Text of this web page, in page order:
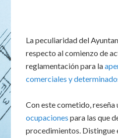
La peculiaridad del
respecto al comienzo de
reglamentación para la
comerciales y
Con este cometido, reseña
ocupaciones para las que
procedimientos. Distingue